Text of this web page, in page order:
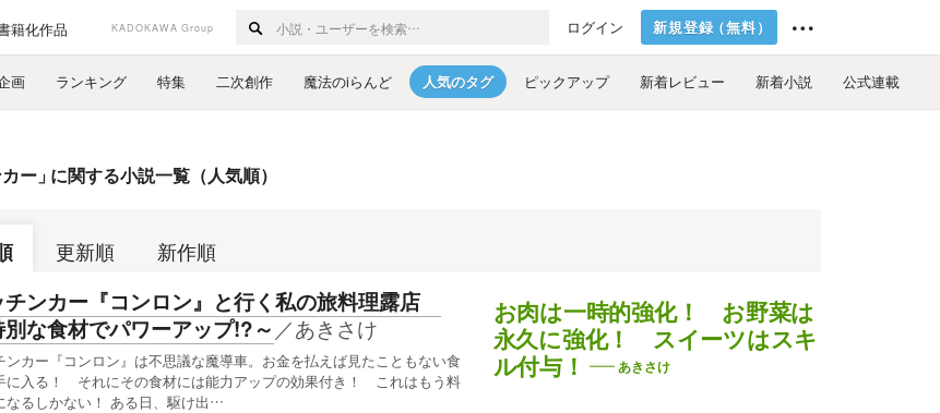
籍化作品 KADOKAWA Group ログイン 新規登録（無料）
画 ランキング 特集 二次創作 魔法のiらんど 人気のタグ ピックアップ 新着レビュー 新着小説 公式連載
ー 」に関する小説一覧（人気順）
更新順 新作順
お肉は一時的強化！ お野菜は
永久に強化！ スイーツはスキ
ル付与！
あきさけ
チンカー『コンロン』と行く私の旅料理露店
別な食材でパワーアップ!?～／あきさけ
ンカー『コンロン』は不思議な魔導車。お金を払えば見たこともない食
に入る！ それにその食材には能力アップの効果付き！ これはもう料
なるしかない！ ある日、駆け出…